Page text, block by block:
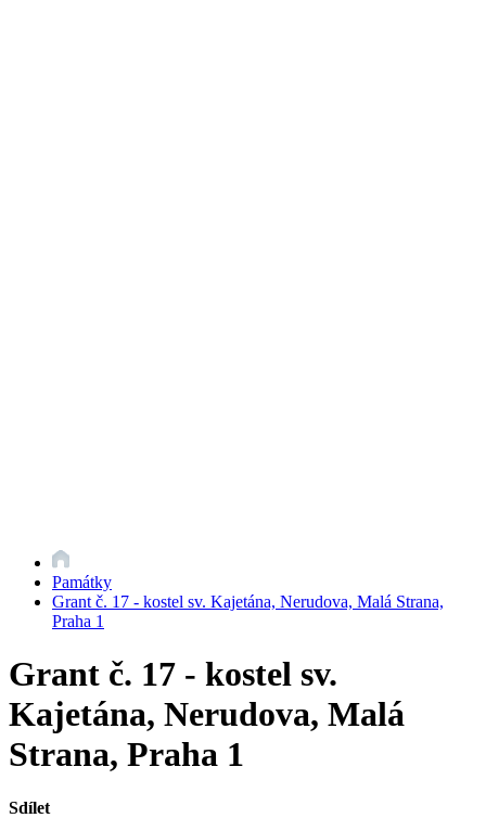
Památky
Grant č. 17 - kostel sv. Kajetána, Nerudova, Malá Strana,
Praha 1
Grant č. 17 - kostel sv.
Kajetána, Nerudova, Malá
Strana, Praha 1
Sdílet